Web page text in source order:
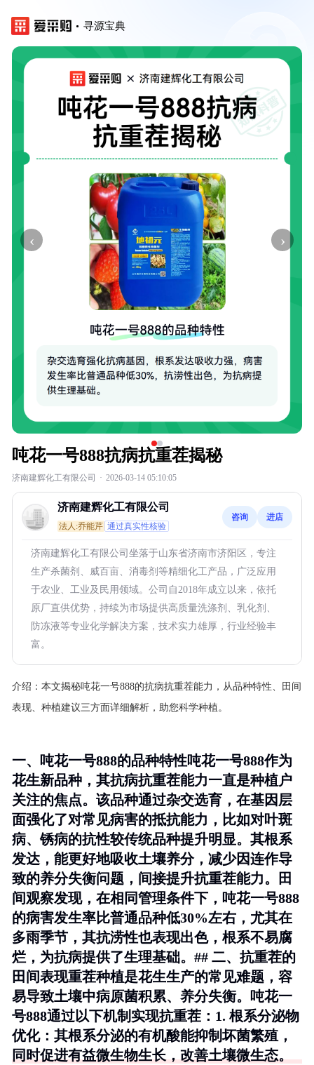
寻源宝典
‹ ›
吨花一号888抗病抗重茬揭秘
济南建辉化工有限公司 · 2026-03-14 05:10:05
济南建辉化工有限公司
法人:乔能芹 通过真实性核验
咨询 进店
济南建辉化工有限公司坐落于山东省济南市济阳区，专注
生产杀菌剂、威百亩、消毒剂等精细化工产品，广泛应用
于农业、工业及民用领域。公司自2018年成立以来，依托
原厂直供优势，持续为市场提供高质量洗涤剂、乳化剂、
防冻液等专业化学解决方案，技术实力雄厚，行业经验丰
富。
介绍： 本文揭秘吨花一号888的抗病抗重茬能力，从品种特性、田间
表现、种植建议三方面详细解析，助您科学种植。
一、吨花一号888的品种特性吨花一号888作为
花生新品种，其抗病抗重茬能力一直是种植户
关注的焦点。该品种通过杂交选育，在基因层
面强化了对常见病害的抵抗能力，比如对叶斑
病、锈病的抗性较传统品种提升明显。其根系
发达，能更好地吸收土壤养分，减少因连作导
致的养分失衡问题，间接提升抗重茬能力。田
间观察发现，在相同管理条件下，吨花一号888
的病害发生率比普通品种低30%左右，尤其在
多雨季节，其抗涝性也表现出色，根系不易腐
烂，为抗病提供了生理基础。## 二、抗重茬的
田间表现重茬种植是花生生产的常见难题，容
易导致土壤中病原菌积累、养分失衡。吨花一
号888通过以下机制实现抗重茬：1. 根系分泌物
优化：其根系分泌的有机酸能抑制坏菌繁殖，
同时促进有益微生物生长，改善土壤微生态。